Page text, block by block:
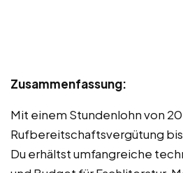
Zusammenfassung:
Mit einem Stundenlohn von
Rufbereitschaftsvergütung
Du erhältst umfangreiche